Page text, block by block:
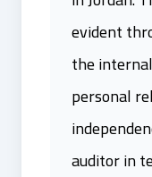
evident
the
personal
auditor in